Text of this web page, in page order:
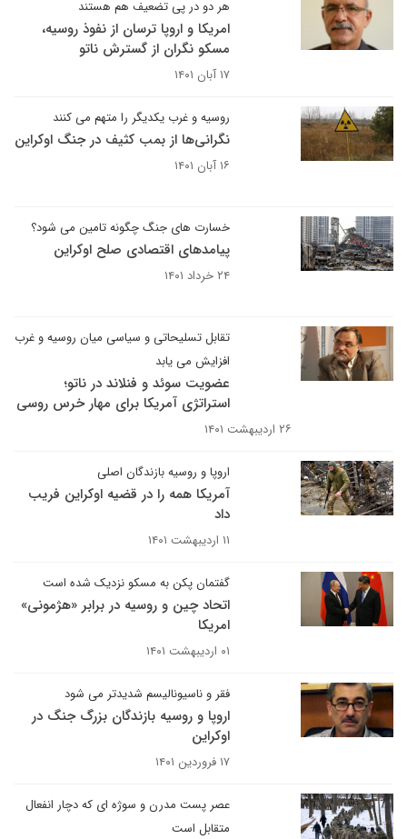
هر دو در پی تضعیف هم هستند
امریکا و اروپا ترسان از نفوذ روسیه،
مسکو نگران از گسترش ناتو
۱۷ آبان ۱۴۰۱
روسیه و غرب یکدیگر را متهم می کنند
نگرانی‌ها از بمب کثیف در جنگ اوکراین
۱۶ آبان ۱۴۰۱
خسارت های جنگ چگونه تامین می شود؟
پیامدهای اقتصادی صلح اوکراین
۲۴ خرداد ۱۴۰۱
تقابل تسلیحاتی و سیاسی میان روسیه و غرب
افزایش می یابد
عضویت سوئد و فنلاند در ناتو؛
استراتژی آمریکا برای مهار خرس روسی
۲۶ اردیبهشت ۱۴۰۱
اروپا و روسیه بازندگان اصلی
آمریکا همه را در قضیه اوکراین فریب
داد
۱۱ اردیبهشت ۱۴۰۱
گفتمان پکن به مسکو نزدیک شده است
اتحاد چین و روسیه در برابر «هژمونی»
امریکا
۰۱ اردیبهشت ۱۴۰۱
فقر و ناسیونالیسم شدیدتر می شود
اروپا و روسیه بازندگان بزرگ جنگ در
اوکراین
۱۷ فروردین ۱۴۰۱
عصر پست مدرن و سوژه ای که دچار انفعال
متقابل است